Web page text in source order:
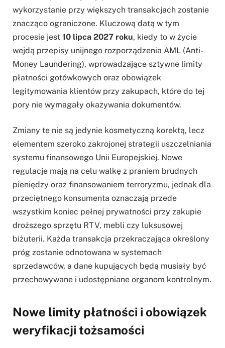
wykorzystanie przy większych transakcjach zostanie
znacząco ograniczone. Kluczową datą w tym
procesie jest 10 lipca 2027 roku, kiedy to w życie
wejdą przepisy unijnego rozporządzenia AML (Anti-
Money Laundering), wprowadzające sztywne limity
płatności gotówkowych oraz obowiązek
legitymowania klientów przy zakupach, które do tej
pory nie wymagały okazywania dokumentów.
Zmiany te nie są jedynie kosmetyczną korektą, lecz
elementem szeroko zakrojonej strategii uszczelniania
systemu finansowego Unii Europejskiej. Nowe
regulacje mają na celu walkę z praniem brudnych
pieniędzy oraz finansowaniem terroryzmu, jednak dla
przeciętnego konsumenta oznaczają przede
wszystkim koniec pełnej prywatności przy zakupie
droższego sprzętu RTV, mebli czy luksusowej
biżuterii. Każda transakcja przekraczająca określony
próg zostanie odnotowana w systemach
sprzedawców, a dane kupujących będą musiały być
przechowywane i udostępniane organom kontrolnym.
Nowe limity płatności i obowiązek
weryfikacji tożsamości